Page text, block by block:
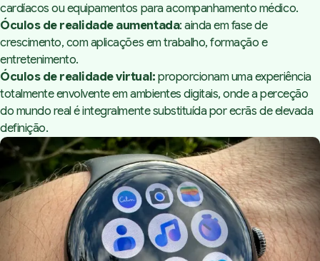
cardíacos ou equipamentos para acompanhamento médico.
Óculos de realidade aumentada: ainda em fase de
crescimento, com aplicações em trabalho, formação e
entretenimento.
Óculos de realidade virtual: proporcionam uma experiência
totalmente envolvente em ambientes digitais, onde a perceção
do mundo real é integralmente substituída por ecrãs de elevada
definição.